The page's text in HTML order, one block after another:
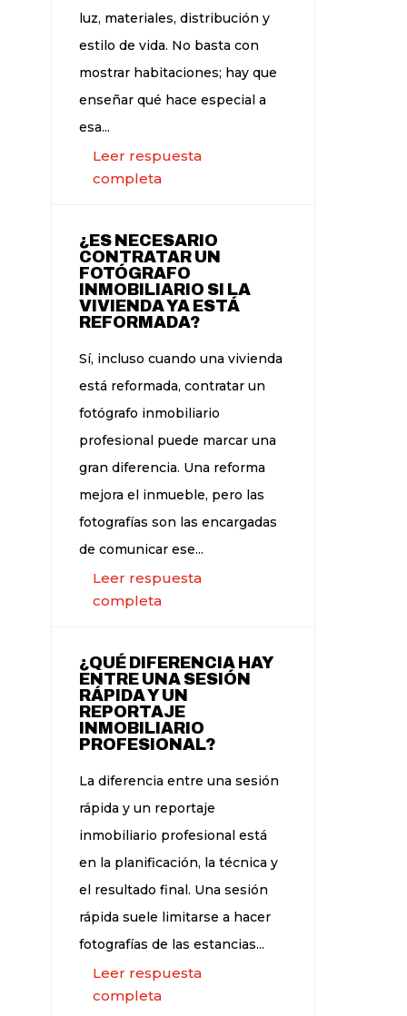
luz, materiales, distribución y
estilo de vida. No basta con
mostrar habitaciones; hay que
enseñar qué hace especial a
esa...
Leer respuesta
completa
¿ES NECESARIO
CONTRATAR UN
FOTÓGRAFO
INMOBILIARIO SI LA
VIVIENDA YA ESTÁ
REFORMADA?
Sí, incluso cuando una vivienda
está reformada, contratar un
fotógrafo inmobiliario
profesional puede marcar una
gran diferencia. Una reforma
mejora el inmueble, pero las
fotografías son las encargadas
de comunicar ese...
Leer respuesta
completa
¿QUÉ DIFERENCIA HAY
ENTRE UNA SESIÓN
RÁPIDA Y UN
REPORTAJE
INMOBILIARIO
PROFESIONAL?
La diferencia entre una sesión
rápida y un reportaje
inmobiliario profesional está
en la planificación, la técnica y
el resultado final. Una sesión
rápida suele limitarse a hacer
fotografías de las estancias...
Leer respuesta
completa